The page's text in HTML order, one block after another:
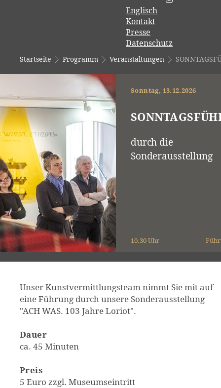
Englisch
Kontakt
Presse
Datenschutz
Startseite Programm Veranstaltungen
Sonntag, 13.12.2026
durch die
Sonderausstellung
10.30 Uhr
Unser Kunstvermittlungsteam nimmt Sie mit auf
eine Führung durch unsere Sonderausstellung
"ACH WAS. 103 Jahre Loriot".
Dauer
ca. 45 Minuten
Preis
5 Euro zzgl. Museumseintritt